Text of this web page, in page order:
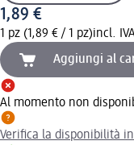
1,89 €
1 pz (1,89 € / 1 pz)incl.
Aggiungi al
Al momento non
Verifica la disponibilità